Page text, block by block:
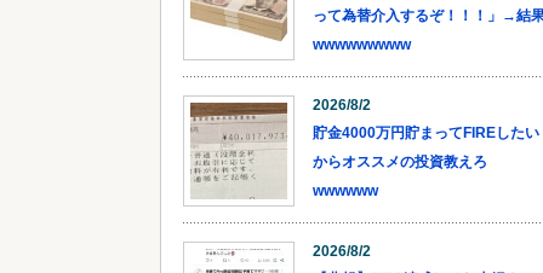
って為替介入するぞ！！！」→結
wwwwwwwww
2026/8/2
貯金4000万円貯まってFIREしたい
からオススメの投資教えろ
wwwwww
2026/8/2